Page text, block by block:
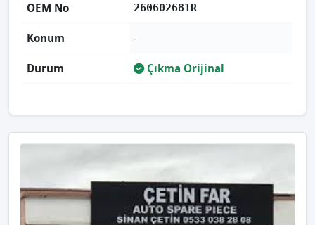
OEM No 260602681R
Konum -
Durum Çıkma Orijinal